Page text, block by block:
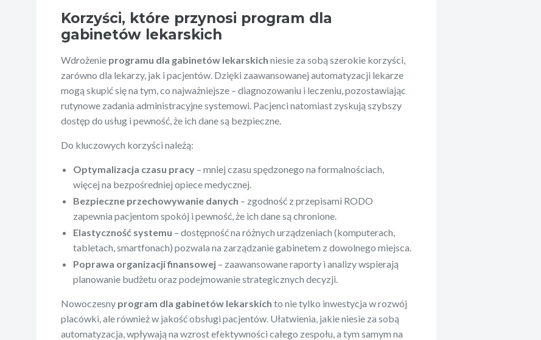
Korzyści, które przynosi program dla
gabinetów lekarskich
Wdrożenie programu dla gabinetów lekarskich niesie za sobą szerokie korzyści,
zarówno dla lekarzy, jak i pacjentów. Dzięki zaawansowanej automatyzacji lekarze
mogą skupić się na tym, co najważniejsze – diagnozowaniu i leczeniu, pozostawiając
rutynowe zadania administracyjne systemowi. Pacjenci natomiast zyskują szybszy
dostęp do usług i pewność, że ich dane są bezpieczne.
Do kluczowych korzyści należą:
Optymalizacja czasu pracy – mniej czasu spędzonego na formalnościach,
więcej na bezpośredniej opiece medycznej.
Bezpieczne przechowywanie danych – zgodność z przepisami RODO
zapewnia pacjentom spokój i pewność, że ich dane są chronione.
Elastyczność systemu – dostępność na różnych urządzeniach (komputerach,
tabletach, smartfonach) pozwala na zarządzanie gabinetem z dowolnego miejsca.
Poprawa organizacji finansowej – zaawansowane raporty i analizy wspierają
planowanie budżetu oraz podejmowanie strategicznych decyzji.
Nowoczesny program dla gabinetów lekarskich to nie tylko inwestycja w rozwój
placówki, ale również w jakość obsługi pacjentów. Ułatwienia, jakie niesie za sobą
automatyzacja, wpływają na wzrost efektywności całego zespołu, a tym samym na